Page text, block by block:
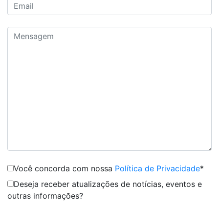
Você concorda com nossa Política de Privacidade*
Deseja receber atualizações de notícias, eventos e
outras informações?